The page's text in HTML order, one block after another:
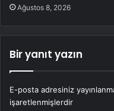
Ağustos 8, 2026
Bir yanıt yazın
E-posta adresiniz
işaretlenmişlerdir